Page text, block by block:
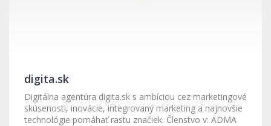
digita.sk
Digitálna agentúra digita.sk s ambíciou cez marketingové
skúsenosti, inovácie, integrovaný marketing a najnovšie
technológie pomáhať rastu značiek. Členstvo v: ADMA